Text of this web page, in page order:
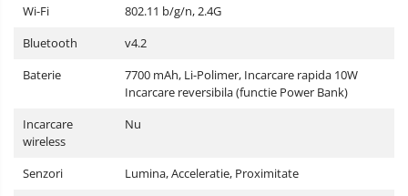
Wi-Fi
802.11 b/g/n, 2.4G
Bluetooth
v4.2
Baterie
7700 mAh, Li-Polimer, Incarcare rapida 10W
Incarcare reversibila (functie Power Bank)
Incarcare
wireless
Nu
Senzori
Lumina, Acceleratie, Proximitate